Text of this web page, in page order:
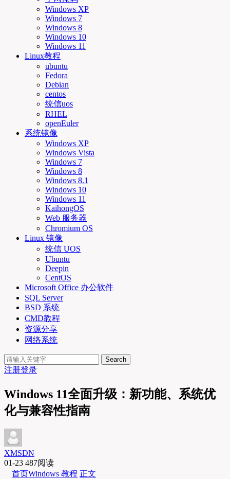
Windows XP
Windows 7
Windows 8
Windows 10
Windows 11
Linux教程
ubuntu
Fedora
Debian
centos
统信uos
RHEL
openEuler
系统镜像
Windows XP
Windows Vista
Windows 7
Windows 8
Windows 8.1
Windows 10
Windows 11
KaihongOS
Web 服务器
Chromium OS
Linux 镜像
统信 UOS
Ubuntu
Deepin
CentOS
Microsoft Office 办公软件
SQL Server
BSD 系统
CMD教程
资源分享
网络系统
Search
注册登录
Windows 11全面升级：新功能、系统优
化与兼容性指南
XMSDN
01-23 487阅读
首页Windows 教程 正文